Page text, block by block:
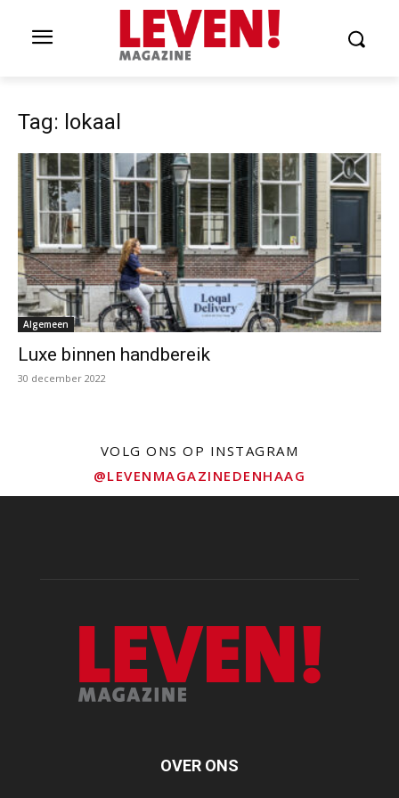
Tag: lokaal
Algemeen
Luxe binnen handbereik
30 december 2022
VOLG ONS OP INSTAGRAM
@LEVENMAGAZINEDENHAAG
OVER ONS